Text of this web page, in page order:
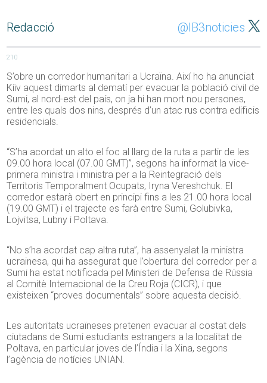
Redacció @IB3noticies
210
S’obre un corredor humanitari a Ucraïna. Així ho ha anunciat
Kíiv aquest dimarts al dematí per evacuar la població civil de
Sumi, al nord-est del país, on ja hi han mort nou persones,
entre les quals dos nins, després d’un atac rus contra edificis
residencials.
“S’ha acordat un alto el foc al llarg de la ruta a partir de les
09.00 hora local (07.00 GMT)”, segons ha informat la vice-
primera ministra i ministra per a la Reintegració dels
Territoris Temporalment Ocupats, Iryna Vereshchuk. El
corredor estarà obert en principi fins a les 21.00 hora local
(19.00 GMT) i el trajecte es farà entre Sumi, Golubivka,
Lojvitsa, Lubny i Poltava.
“No s’ha acordat cap altra ruta”, ha assenyalat la ministra
ucrainesa, qui ha assegurat que l’obertura del corredor per a
Sumi ha estat notificada pel Ministeri de Defensa de Rússia
al Comitè Internacional de la Creu Roja (CICR), i que
existeixen “proves documentals” sobre aquesta decisió.
Les autoritats ucraïneses pretenen evacuar al costat dels
ciutadans de Sumi estudiants estrangers a la localitat de
Poltava, en particular joves de l’Índia i la Xina, segons
l’agència de notícies UNIAN.